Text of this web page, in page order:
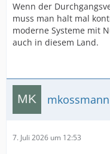
Wenn der
muss man halt mal
moderne Systeme mit
auch in diesem Land.
mkossmann
7. Juli 2026 um 12:53